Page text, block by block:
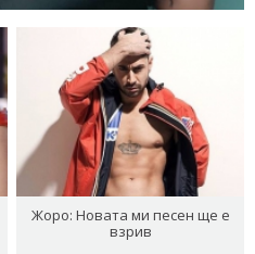
Жоро: Новата ми песен ще е
взрив